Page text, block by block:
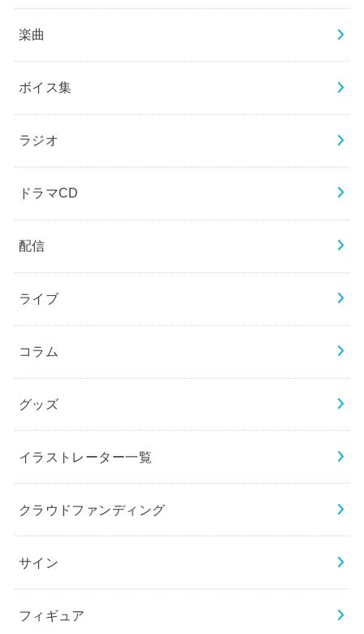
楽曲
ボイス集
ラジオ
ドラマCD
配信
ライブ
コラム
グッズ
イラストレーター一覧
クラウドファンディング
サイン
フィギュア